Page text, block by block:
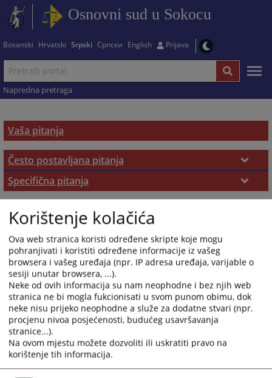
Osnovni sud u Sokocu
Bosanski Hrvatski Srpski Српски English Prijava
Napredna pretraga
Vaša pitanja
Često postavljana pitanja
Često postavljana pitanja
Specifična pitanja
Zemljišno-knjižni izvadak
Korištenje kolačića
Ova web stranica koristi određene skripte koje mogu
pohranjivati i koristiti određene informacije iz vašeg
browsera i vašeg uređaja (npr. IP adresa uređaja, varijable o
sesiji unutar browsera, ...).
Neke od ovih informacija su nam neophodne i bez njih web
stranica ne bi mogla fukcionisati u svom punom obimu, dok
neke nisu prijeko neophodne a služe za dodatne stvari (npr.
procjenu nivoa posjećenosti, budućeg usavršavanja
stranice...).
Na ovom mjestu možete dozvoliti ili uskratiti pravo na
korištenje tih informacija.